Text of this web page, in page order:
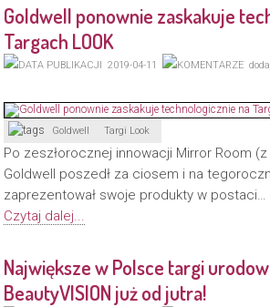
Goldwell ponownie zaskakuje
Targach LOOK
2019-04-11
Goldwell Targi Look
Po zeszłorocznej innowacji Mirror Room
Goldwell poszedł za ciosem i na
zaprezentował swoje produkty w postaci…
Czytaj dalej...
Największe w Polsce targi
BeautyVISION już od jutra!